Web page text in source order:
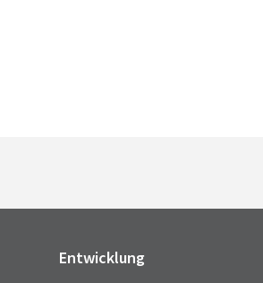
Entwicklung